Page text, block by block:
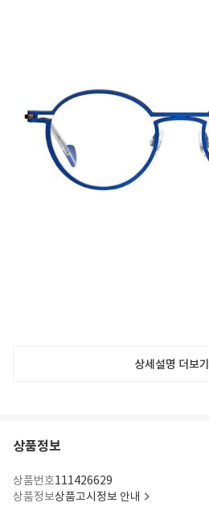
상세설명 더보기
상품정보
상품번호111426629
상품정보상품고시정보 안내